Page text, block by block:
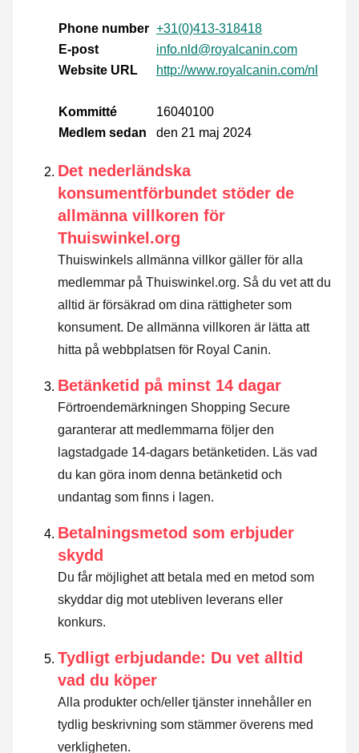
Phone number +31(0)413-318418
E-post
info.nld@royalcanin.com
Website URL
http://www.royalcanin.com/nl
Kommitté
16040100
Medlem sedan
den 21 maj 2024
Det nederländska
konsumentförbundet stöder de
allmänna villkoren för
Thuiswinkel.org
Thuiswinkels allmänna villkor gäller för alla
medlemmar på Thuiswinkel.org. Så du vet att du
alltid är försäkrad om dina rättigheter som
konsument. De allmänna villkoren är lätta att
hitta på webbplatsen för Royal Canin.
Betänketid på minst 14 dagar
Förtroendemärkningen Shopping Secure
garanterar att medlemmarna följer den
lagstadgade 14-dagars betänketiden. Läs vad
du kan göra inom denna betänketid och
undantag som finns i lagen.
Betalningsmetod som erbjuder
skydd
Du får möjlighet att betala med en metod som
skyddar dig mot utebliven leverans eller
konkurs.
Tydligt erbjudande: Du vet alltid
vad du köper
Alla produkter och/eller tjänster innehåller en
tydlig beskrivning som stämmer överens med
verkligheten.